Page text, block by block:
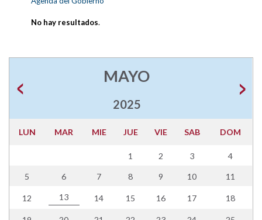
No hay resultados.
MAYO
2025
LUN MAR MIE JUE VIE SAB DOM
1 2 3 4
5 6 7 8 9 10 11
12 13 14 15 16 17 18